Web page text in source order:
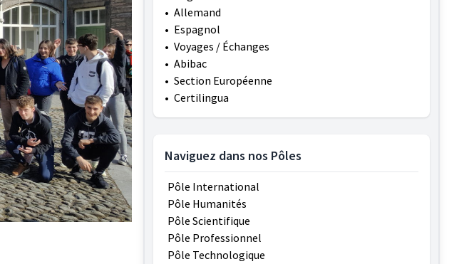
• Allemand
• Espagnol
• Voyages / Échanges
• Abibac
• Section Européenne
• Certilingua
Naviguez dans nos Pôles
Pôle International
Pôle Humanités
Pôle Scientifique
Pôle Professionnel
Pôle Technologique